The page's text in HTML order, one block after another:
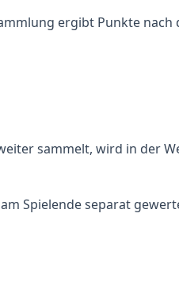
ergibt Punkte
sammelt, wird in der
Spielende separat